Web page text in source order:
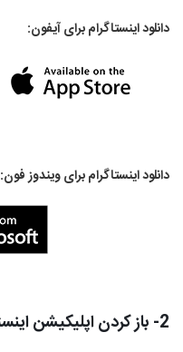
دانلود اینستاگرام برای آیفون:
دانلود اینستاگرام برای ویندوز فون:
2- باز کردن اپلیکیشن اینستاگرام